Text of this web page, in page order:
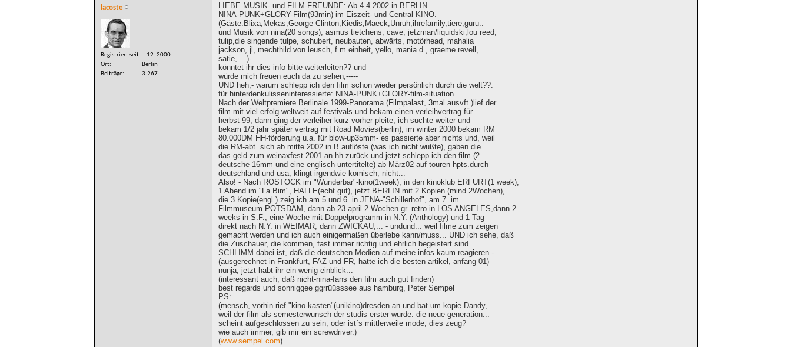
lacoste
Registriert seit
12. 2000
Ort
Berlin
Beiträge
3.267
LIEBE MUSIK- und FILM-FREUNDE: Ab 4.4.2002 in BERLIN
NINA-PUNK+GLORY-Film(93min) im Eiszeit- und Central KINO.
(Gäste:Blixa,Mekas,George Clinton,Kiedis,Maeck,Unruh,ihrefamily,tiere,guru..
und Musik von nina(20 songs), asmus tietchens, cave, jetzman/liquidski,lou reed,
tulip,die singende tulpe, schubert, neubauten, abwärts, motörhead, mahalia
jackson, jl, mechthild von leusch, f.m.einheit, yello, mania d., graeme revell,
satie, ...)-
könntet ihr dies info bitte weiterleiten?? und
würde mich freuen euch da zu sehen,-----
UND heh,- warum schlepp ich den film schon wieder persönlich durch die welt??:
für hinterdenkulisseninteressierte: NINA-PUNK+GLORY-film-situation
Nach der Weltpremiere Berlinale 1999-Panorama (Filmpalast, 3mal ausvft.)lief der
film mit viel erfolg weltweit auf festivals und bekam einen verleihvertrag für
herbst 99, dann ging der verleiher kurz vorher pleite, ich suchte weiter und
bekam 1/2 jahr später vertrag mit Road Movies(berlin), im winter 2000 bekam RM
80.000DM HH-förderung u.a. für blow-up35mm- es passierte aber nichts und, weil
die RM-abt. sich ab mitte 2002 in B auflöste (was ich nicht wußte), gaben die
das geld zum weinaxfest 2001 an hh zurück und jetzt schlepp ich den film (2
deutsche 16mm und eine englisch-untertitelte) ab März02 auf touren hpts.durch
deutschland und usa, klingt irgendwie komisch, nicht...
Also! - Nach ROSTOCK im "Wunderbar"-kino(1week), in den kinoklub ERFURT(1 week),
1 Abend im "La Bim", HALLE(echt gut), jetzt BERLIN mit 2 Kopien (mind.2Wochen),
die 3.Kopie(engl.) zeig ich am 5.und 6. in JENA-"Schillerhof", am 7. im
Filmmuseum POTSDAM, dann ab 23.april 2 Wochen gr. retro in LOS ANGELES,dann 2
weeks in S.F., eine Woche mit Doppelprogramm in N.Y. (Anthology) und 1 Tag
direkt nach N.Y. in WEIMAR, dann ZWICKAU,... - undund... weil filme zum zeigen
gemacht werden und ich auch einigermaßen überlebe kann/muss... UND ich sehe, daß
die Zuschauer, die kommen, fast immer richtig und ehrlich begeistert sind.
SCHLIMM dabei ist, daß die deutschen Medien auf meine infos kaum reagieren -
(ausgerechnet in Frankfurt, FAZ und FR, hatte ich die besten artikel, anfang 01)
nunja, jetzt habt ihr ein wenig einblick...
(interessant auch, daß nicht-nina-fans den film auch gut finden)
best regards und sonniggee ggrrüüsssee aus hamburg, Peter Sempel
PS:
(mensch, vorhin rief "kino-kasten"(unikino)dresden an und bat um kopie Dandy,
weil der film als semesterwunsch der studis erster wurde. die neue generation...
scheint aufgeschlossen zu sein, oder ist´s mittlerweile mode, dies zeug?
wie auch immer, gib mir ein screwdriver.)
(www.sempel.com)